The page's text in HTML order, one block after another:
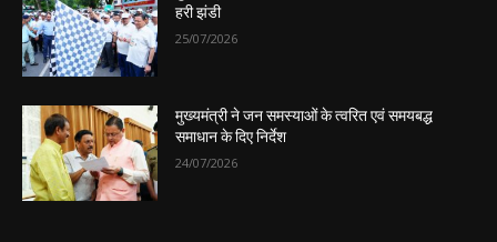
हरी झंडी
25/07/2026
मुख्यमंत्री ने जन समस्याओं के त्वरित एवं समयबद्ध
समाधान के दिए निर्देश
24/07/2026